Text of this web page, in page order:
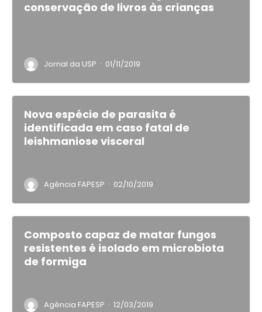
conservação de livros às crianças
Jornal da USP · 01/11/2019
Nova espécie de parasita é
identificada em caso fatal de
leishmaniose visceral
Agência FAPESP · 02/10/2019
Composto capaz de matar fungos
resistentes é isolado em microbiota
de formiga
Agência FAPESP · 12/03/2019